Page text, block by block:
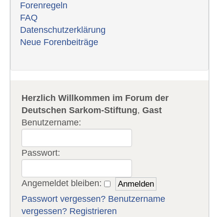
Forenregeln
FAQ
Datenschutzerklärung
Neue Forenbeiträge
Herzlich Willkommen im Forum der
Deutschen Sarkom-Stiftung,Gast
Benutzername:
Passwort:
Angemeldet bleiben:
Passwort vergessen? Benutzername
vergessen? Registrieren